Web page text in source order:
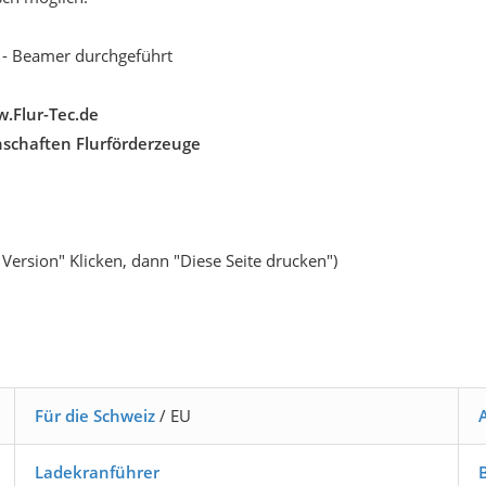
Beamer durchgeführt
Tec.de
Flurförderzeuge
Klicken, dann "Diese Seite drucken")
Für die Schweiz / EU
Ladekranführer